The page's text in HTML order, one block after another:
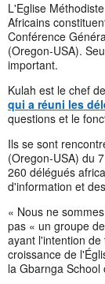
L'Eglise
Africains
Conférence
(Oregon-USA).
important.
Kulah est le chef
qui a réuni les
questions et le
Ils se sont
(Oregon-USA) du
260 délégués
d'information et
« Nous ne
pas « un groupe
ayant l'intention
croissance de
la Gbarnga